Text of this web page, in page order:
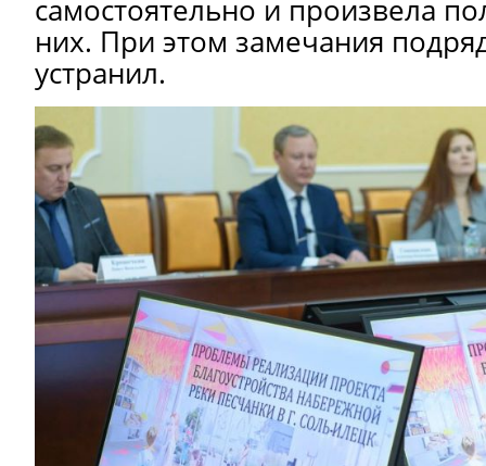
самостоятельно и произвела
них. При этом замечания
устранил.